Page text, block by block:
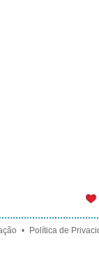
• Política de